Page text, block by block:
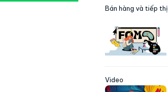
Bán hàng và tiếp thị
Video